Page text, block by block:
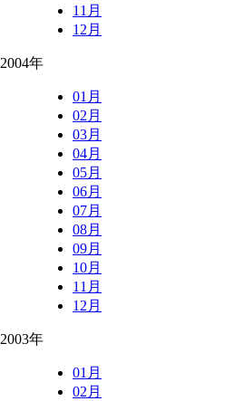
11月
12月
2004年
01月
02月
03月
04月
05月
06月
07月
08月
09月
10月
11月
12月
2003年
01月
02月